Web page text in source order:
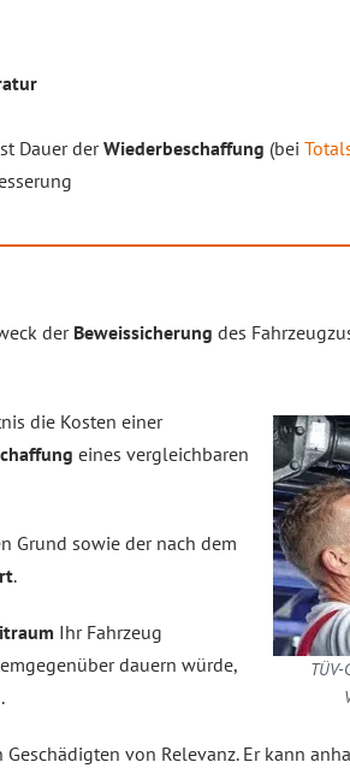
Dauer derWiederbeschaffung (bei
der Beweissicherung des
die Kosten einer
eines vergleichbaren
Grund sowie der nach dem
.
Ihr Fahrzeug
dauern würde,
von Relevanz. Er kann